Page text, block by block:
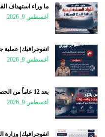
ما وراء استهداف
أغسطس 9, 2026
انفوجرافيك|
أغسطس 9, 2026
بعد 12 عاماً من الحصار.. اليمن ينتزع حقّه بالصواريخ…
أغسطس 9, 2026
انفوجرافيك| وزارة